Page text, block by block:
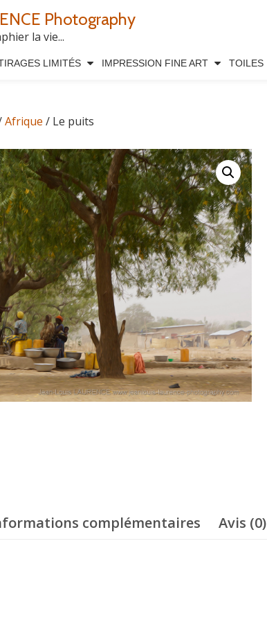
Photography
la vie...
LIMITÉS IMPRESSION FINE ART TOILES
Afrique / Le puits
complémentaires Avis (0)